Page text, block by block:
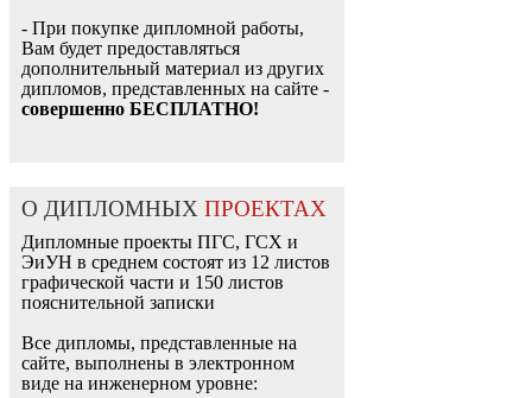
- При покупке дипломной работы,
Вам будет предоставляться
дополнительный материал из других
дипломов, представленных на сайте -
совершенно БЕСПЛАТНО!
О ДИПЛОМНЫХ ПРОЕКТАХ
Дипломные проекты ПГС, ГСХ и
ЭиУН в среднем состоят из 12 листов
графической части и 150 листов
пояснительной записки
Все дипломы, представленные на
сайте, выполнены в электронном
виде на инженерном уровне: